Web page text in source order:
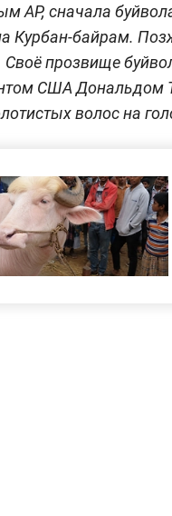
AP, сначала
Курбан-байрам.
Своё прозвище
США Дональдом
волос на